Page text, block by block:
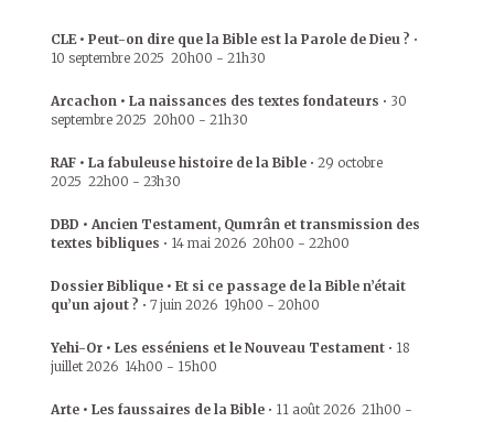
CLE • Peut-on dire que la Bible est la Parole de Dieu ? •
10 septembre 2025 20h00 - 21h30
Arcachon • La naissances des textes fondateurs • 30
septembre 2025 20h00 - 21h30
RAF • La fabuleuse histoire de la Bible • 29 octobre
2025 22h00 - 23h30
DBD • Ancien Testament, Qumrân et transmission des
textes bibliques • 14 mai 2026 20h00 - 22h00
Dossier Biblique • Et si ce passage de la Bible n’était
qu’un ajout ? • 7 juin 2026 19h00 - 20h00
Yehi-Or • Les esséniens et le Nouveau Testament • 18
juillet 2026 14h00 - 15h00
Arte • Les faussaires de la Bible • 11 août 2026 21h00 -